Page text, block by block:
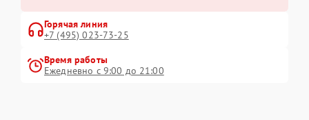
Горячая линия
+7 (495) 023-73-25
Время работы
Ежедневно с 9:00 до 21:00